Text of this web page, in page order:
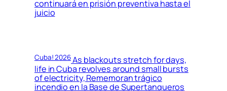
continuará en prisión preventiva hasta el
juicio
Cuba! 2026As blackouts stretch for days,
life in Cuba revolves around small bursts
of electricity, Rememoran trágico
incendio en la Base de Supertanqueros